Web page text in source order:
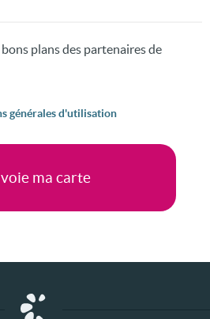
plans des partenaires de
générales d'utilisation